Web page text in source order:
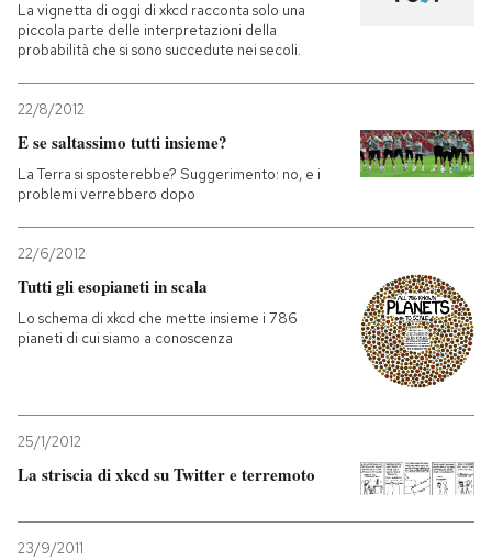
CALENDARIO
AREA PERSONALE
La vignetta di oggi di xkcd racconta solo una
piccola parte delle interpretazioni della
probabilità che si sono succedute nei secoli.
22/8/2012
E se saltassimo tutti insieme?
La Terra si sposterebbe? Suggerimento: no, e i
problemi verrebbero dopo
22/6/2012
Tutti gli esopianeti in scala
Lo schema di xkcd che mette insieme i 786
pianeti di cui siamo a conoscenza
25/1/2012
La striscia di xkcd su Twitter e terremoto
23/9/2011